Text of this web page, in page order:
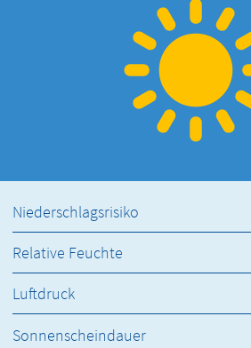
Niederschlagsrisiko
Relative Feuchte
Luftdruck
Sonnenscheindauer